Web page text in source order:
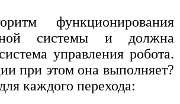
функционирования
системы и должна
управления робота.
при этом она выполняет?
каждого перехода: